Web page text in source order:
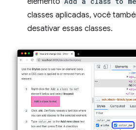
classes aplicadas, você
desativar essas classes.